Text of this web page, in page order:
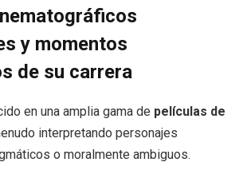
y momentos
de su carrera
en una amplia gama de películas de
interpretando personajes
o moralmente ambiguos.